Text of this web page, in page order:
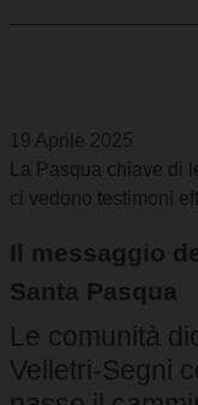
19 Aprile 2025
La Pasqua chiave di
ci vedono testimoni
Il messaggio
Santa Pasqua
Le comunità
Velletri-Segni